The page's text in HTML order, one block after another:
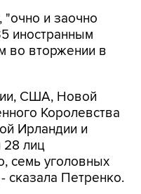
"очно и заочно
иностранным
во вторжении в
США, Новой
Королевства
Ирландии и
28 лиц
семь уголовных
сказала Петренко.